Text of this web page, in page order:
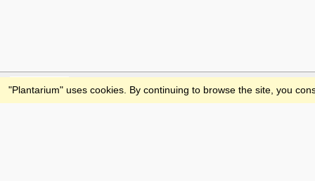
Feedback
"Plantarium" uses cookies. By continuing to browse the site, you